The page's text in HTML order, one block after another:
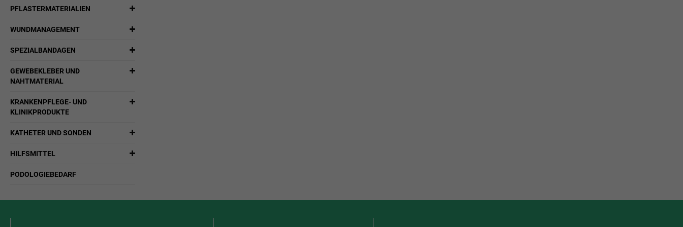
PFLASTERMATERIALIEN
WUNDMANAGEMENT
SPEZIALBANDAGEN
GEWEBEKLEBER UND
NAHTMATERIAL
KRANKENPFLEGE- UND
KLINIKPRODUKTE
KATHETER UND SONDEN
HILFSMITTEL
PODOLOGIEBEDARF